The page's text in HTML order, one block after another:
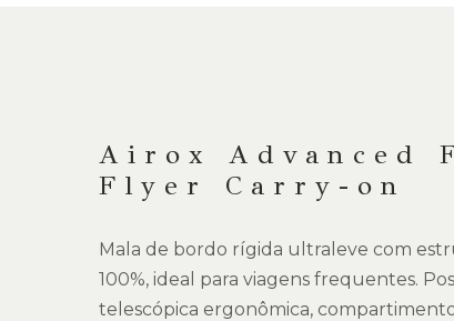
Airox Advanced
Flyer Carry-on
Mala de bordo rígida ultraleve com
100%, ideal para viagens frequentes.
telescópica ergonômica,